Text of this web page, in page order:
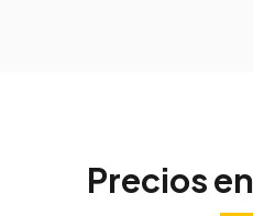
Precios en